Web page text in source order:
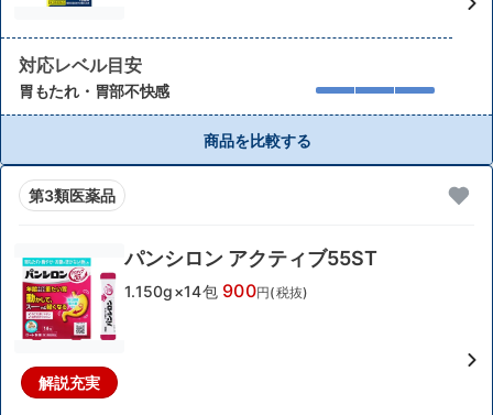
対応レベル目安
胃もたれ・胃部不快感
商品を比較する
第3類医薬品
解説充実
パンシロン アクティブ55ST
1.150g×14包 900円(税抜)